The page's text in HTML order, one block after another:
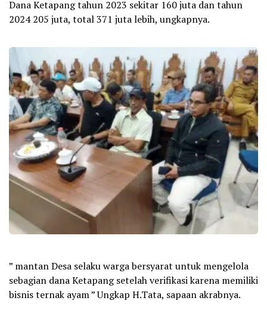
Dana Ketapang tahun 2023 sekitar 160 juta dan tahun
2024 205 juta, total 371 juta lebih, ungkapnya.
” mantan Desa selaku warga bersyarat untuk mengelola
sebagian dana Ketapang setelah verifikasi karena memiliki
bisnis ternak ayam ” Ungkap H.Tata, sapaan akrabnya.